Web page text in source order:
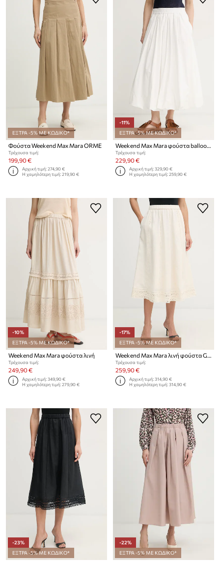
ΕΞΤΡΑ -5% ΜΕ ΚΩΔΙΚΟ*
Φούστα Weekend Max Mara ORME
Τρέχουσα τιμή:
199,90 €
Αρχική τιμή:274,90 €
Η χαμηλότερη τιμή:219,90 €
-11%
ΕΞΤΡΑ -5% ΜΕ ΚΩΔΙΚΟ*
Weekend Max Mara φούστα balloon βαμβακερή
Τρέχουσα τιμή:
229,90 €
Αρχική τιμή:329,90 €
Η χαμηλότερη τιμή:259,90 €
-10%
ΕΞΤΡΑ -5% ΜΕ ΚΩΔΙΚΟ*
Weekend Max Mara φούστα λινή
Τρέχουσα τιμή:
249,90 €
Αρχική τιμή:349,90 €
Η χαμηλότερη τιμή:279,90 €
-17%
ΕΞΤΡΑ -5% ΜΕ ΚΩΔΙΚΟ*
Weekend Max Mara λινή φούστα GERGO
Τρέχουσα τιμή:
259,90 €
Αρχική τιμή:314,90 €
Η χαμηλότερη τιμή:314,90 €
-23%
ΕΞΤΡΑ -5% ΜΕ ΚΩΔΙΚΟ*
-22%
ΕΞΤΡΑ -5% ΜΕ ΚΩΔΙΚΟ*